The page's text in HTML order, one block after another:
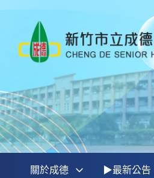
關於成德 ▶最新公告